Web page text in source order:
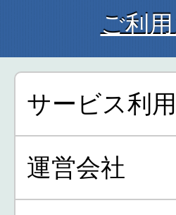
ご利
サービス利
運営会社